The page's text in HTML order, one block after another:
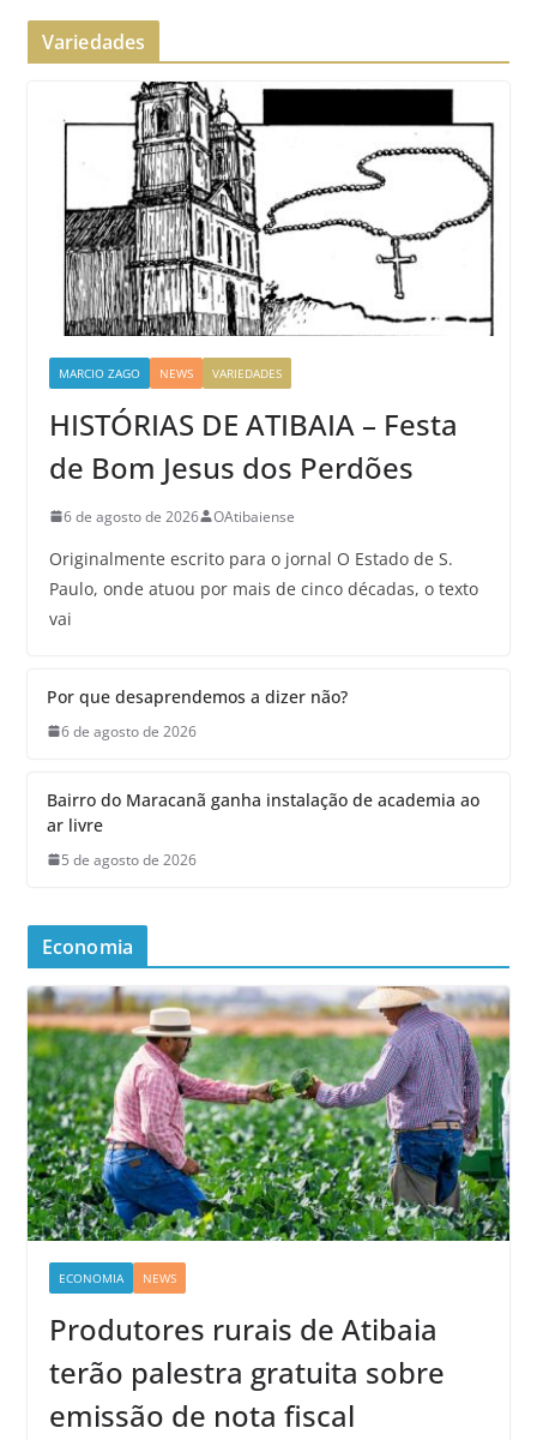
Variedades
MARCIO ZAGO NEWS VARIEDADES
HISTÓRIAS DE ATIBAIA – Festa
de Bom Jesus dos Perdões
6 de agosto de 2026 OAtibaiense
Originalmente escrito para o jornal O Estado de S.
Paulo, onde atuou por mais de cinco décadas, o texto
vai
Por que desaprendemos a dizer não?
6 de agosto de 2026
Bairro do Maracanã ganha instalação de academia ao
ar livre
5 de agosto de 2026
Economia
ECONOMIA NEWS
Produtores rurais de Atibaia
terão palestra gratuita sobre
emissão de nota fiscal